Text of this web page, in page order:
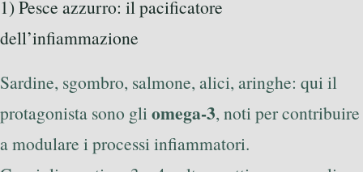
1) Pesce azzurro: il pacificatore
dell’infiammazione
Sardine, sgombro, salmone, alici, aringhe: qui il
protagonista sono gli omega-3, noti per contribuire
a modulare i processi infiammatori.